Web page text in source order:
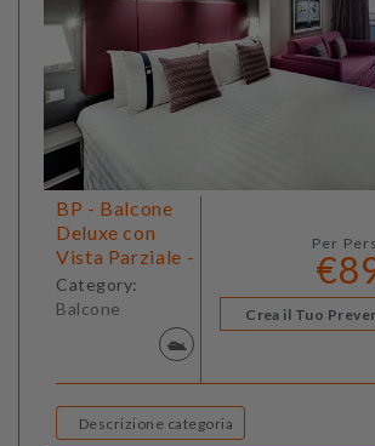
BP - Balcone
Deluxe con
Vista Parziale -
Category:
Balcone
Per
Crea il Tuo
Descrizione categoria